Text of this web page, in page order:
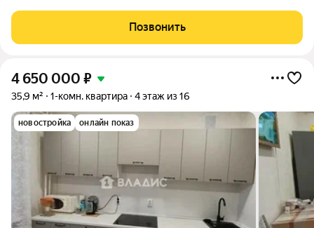
Адрес квартиры: г. Вологда, ул. Карла Маркса, д. 103Б. Общая
площадь квартиры
Позвонить
4 650 000 ₽
35,9 м² 1-комн. квартира 4 этаж из 16
новостройка онлайн показ